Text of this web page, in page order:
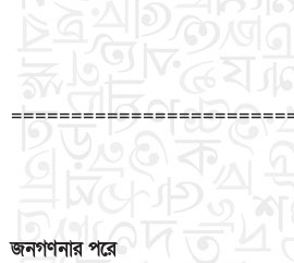
জনগণনার পরে